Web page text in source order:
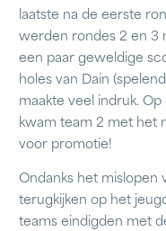
laatste na de eerste
werden rondes 2 en 3
een paar geweldige
holes van Dain
maakte veel indruk.
kwam team 2 met het
voor promotie!
Ondanks het mislopen
terugkijken op het
teams eindigden met